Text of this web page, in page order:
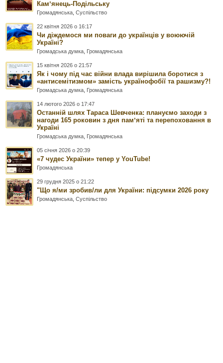
Камʼянець-Подільську
Громадянська ,Суспільство
22 квітня 2026 о 16:17
Чи діждемося ми поваги до українців у воюючій
Україні?
Громадська думка Громадянська
15 квітня 2026 о 21:57
Як і чому під час війни влада вирішила боротися з
«антисемітизмом» замість українофобії та рашизму?!
Громадська думка Громадянська
14 лютого 2026 о 17:47
Останній шлях Тараса Шевченка: плануємо заходи з
нагоди 165 роковин з дня памʼяті та перепоховання в
Україні
Громадська думка Громадянська
05 січня 2026 о 20:39
«7 чудес України» тепер у YouTube!
Громадянська
29 грудня 2025 о 21:22
"Що я/ми зробив/ли для України: підсумки 2026 року
Громадянська ,Суспільство